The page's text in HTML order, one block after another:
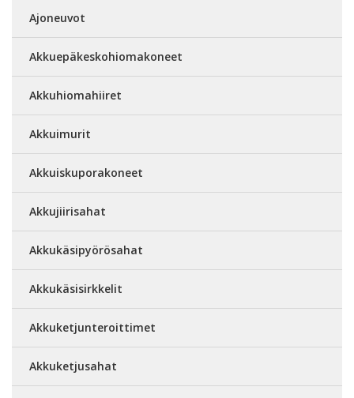
Ajoneuvot
Akkuepäkeskohiomakoneet
Akkuhiomahiiret
Akkuimurit
Akkuiskuporakoneet
Akkujiirisahat
Akkukäsipyörösahat
Akkukäsisirkkelit
Akkuketjunteroittimet
Akkuketjusahat